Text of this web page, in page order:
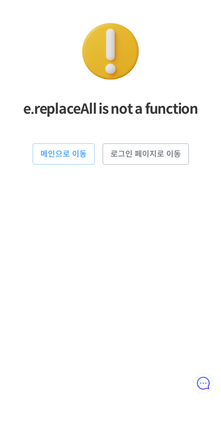
e.replaceAll is not a function
메인으로 이동 로그인 페이지로 이동